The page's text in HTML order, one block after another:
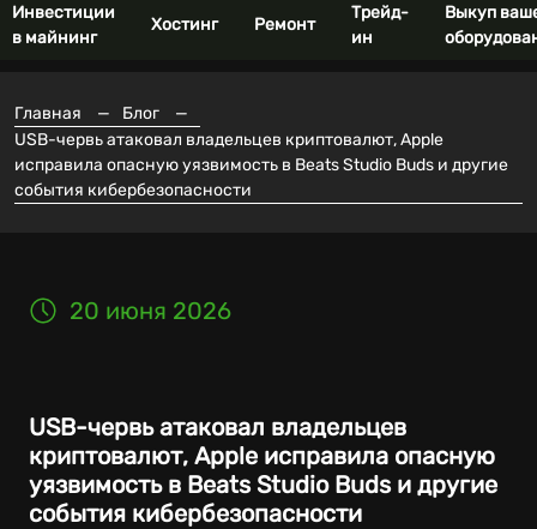
Инвестиции
в майнинг
Хостинг Ремонт
Трейд-
ин
Выкуп
Главная — Блог
—
USB-червь атаковал владельцев криптовалют, Apple
исправила опасную уязвимость в Beats Studio Buds и другие
события кибербезопасности
20 июня 2026
USB-червь атаковал владельцев
криптовалют, Apple исправила опасную
уязвимость в Beats Studio Buds и другие
события кибербезопасности